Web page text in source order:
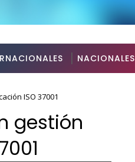
NACIONALES
ISO 37001
gestión